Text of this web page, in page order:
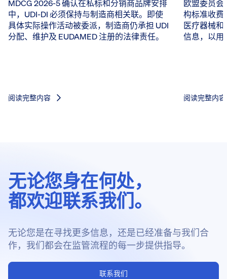
MDCG 2026-5 确认在私标和分销商品牌安排
中，UDI-DI 必须保持与制造商相关联。即使
具体实际操作活动被委派，制造商仍承担 UDI
分配、维护及 EUDAMED 注册的法律责任。
阅读完整内容
欧盟委员会
构标准收费
医疗器械和
信息，以用
阅读完整内容
无论您身在何处，
都欢迎联系我们。
无论您是在寻找更多信息，还是已经准备与我们合
作，我们都会在监管流程的每一步提供指导。
联系我们